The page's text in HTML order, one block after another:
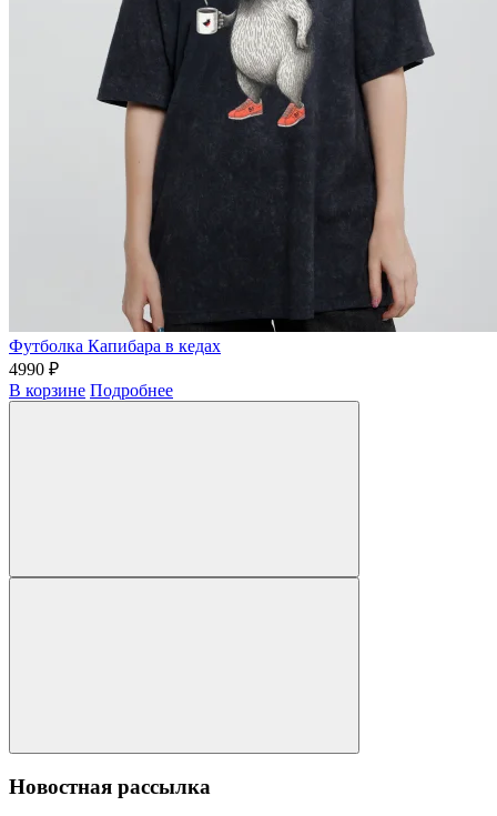
Футболка Капибара в кедах
4990 ₽
В корзине Подробнее
Новостная рассылка